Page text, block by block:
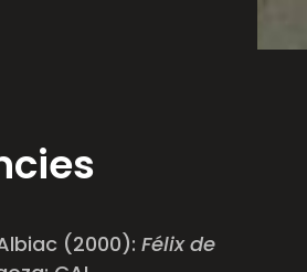
(2000): Félix de